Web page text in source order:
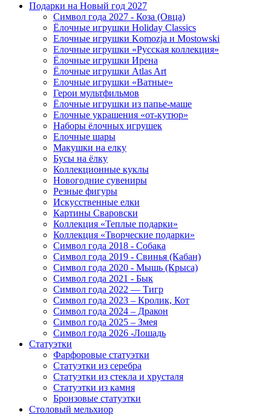
Подарки на Новый год 2027
Символ года 2027 - Коза (Овца)
Ёлочные игрушки Holiday Classics
Елочные игрушки Komozja и Mostowski
Елочные игрушки «Русская коллекция»
Ёлочные игрушки Ирена
Ёлочные игрушки Atlas Art
Елочные игрушки «Ватные»
Герои мультфильмов
Ёлочные игрушки из папье-маше
Елочные украшения «от-кутюр»
Наборы ёлочных игрушек
Елочные шары
Макушки на елку
Бусы на ёлку
Коллекционные куклы
Новогодние сувениры
Резные фигуры
Искусственные елки
Картины Сваровски
Коллекция «Теплые подарки»
Коллекция «Творческие подарки»
Символ года 2018 - Собака
Символ года 2019 - Свинья (Кабан)
Символ года 2020 - Мышь (Крыса)
Символ года 2021 - Бык
Символ года 2022 — Тигр
Символ года 2023 – Кролик, Кот
Символ года 2024 – Дракон
Символ года 2025 – Змея
Символ года 2026 -Лошадь
Статуэтки
Фарфоровые статуэтки
Статуэтки из серебра
Статуэтки из стекла и хрусталя
Статуэтки из камня
Бронзовые статуэтки
Столовый мельхиор